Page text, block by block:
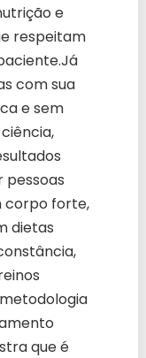
e
respeitam
com sua
e sem
pessoas
corpo forte,
dietas
que é